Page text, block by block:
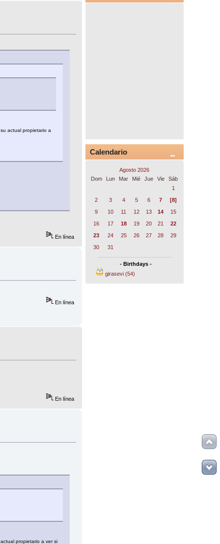
actual propietario a
En línea
En línea
En línea
propietario a ver si
Calendario
Agosto 2026
Dom
Lun Mar Mié Jue Vie
Sáb
1
2
3 4 5 6 7
[8]
9
10 11 12 13 14
15
16
17 18 19 20 21
22
23
24 25 26 27 28
29
30
31
- Birthdays -
girasevi (54)